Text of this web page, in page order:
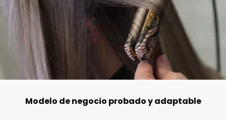
Modelo de negocio probado y adaptable